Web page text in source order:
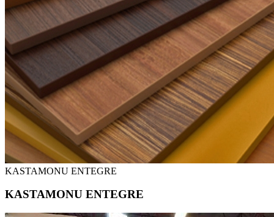
KASTAMONU ENTEGRE
KASTAMONU ENTEGRE